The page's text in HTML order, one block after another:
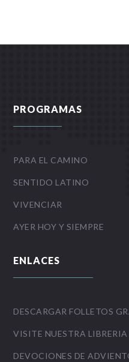
PROGRAMAS
PARA EL CAMINO
SENTIDO LATINO
VIVENCIAR
AYER HOY Y SIEMPRE
ENLACES
DESCARGAR FOLLETOS
VISITE NUESTRA LIBRERIA
DEVOCIONES DE